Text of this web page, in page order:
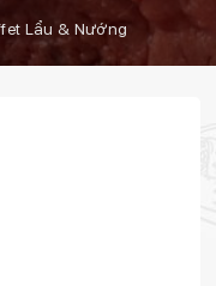
Lẩu & Nướng